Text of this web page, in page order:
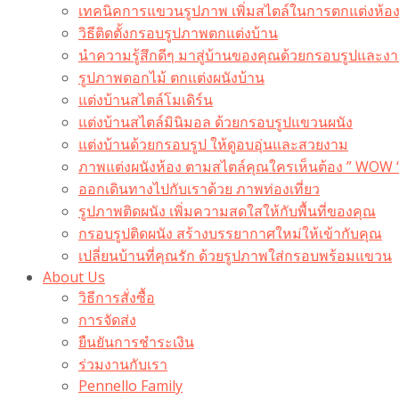
เทคนิคการแขวนรูปภาพ เพิ่มสไตล์ในการตกแต่งห้อง
วิธีติดตั้งกรอบรูปภาพตกแต่งบ้าน
นำความรู้สึกดีๆ มาสู่บ้านของคุณด้วยกรอบรูปและง
รูปภาพดอกไม้ ตกแต่งผนังบ้าน
แต่งบ้านสไตล์โมเดิร์น
แต่งบ้านสไตล์มินิมอล ด้วยกรอบรูปแขวนผนัง
แต่งบ้านด้วยกรอบรูป ให้ดูอบอุ่นและสวยงาม
ภาพแต่งผนังห้อง ตามสไตล์คุณใครเห็นต้อง ” WOW
ออกเดินทางไปกับเราด้วย ภาพท่องเที่ยว
รูปภาพติดผนัง เพิ่มความสดใสให้กับพื้นที่ของคุณ
กรอบรูปติดผนัง สร้างบรรยากาศใหม่ให้เข้ากับคุณ
เปลี่ยนบ้านที่คุณรัก ด้วยรูปภาพใส่กรอบพร้อมแขวน​
About Us
วิธีการสั่งซื้อ
การจัดส่ง
ยืนยันการชำระเงิน
ร่วมงานกับเรา
Pennello Family